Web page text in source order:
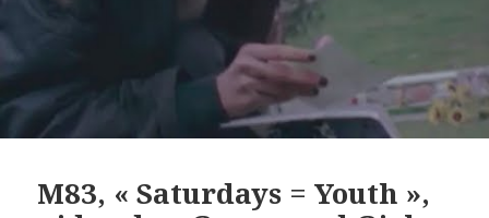
M83, « Saturdays = Youth »,